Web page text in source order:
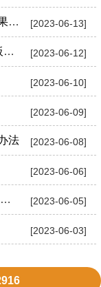
[2023-06-13]
[2023-06-12]
[2023-06-10]
[2023-06-09]
[2023-06-08]
法
[2023-06-06]
[2023-06-05]
[2023-06-03]